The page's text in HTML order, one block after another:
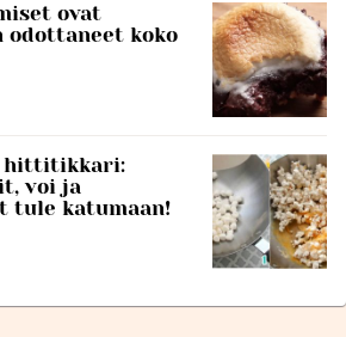
ovat
koko
hittitikkari:
voi ja
tule katumaan!